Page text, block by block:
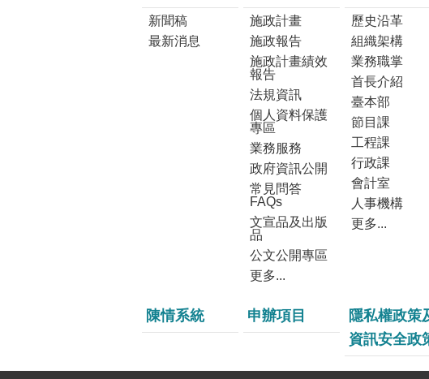
新聞稿
最新消息
施政計畫
施政報告
施政計畫績效
報告
法規資訊
個人資料保護
專區
業務服務
政府資訊公開
常見問答
FAQs
文宣品及出版
品
公文公開專區
更多...
歷史沿革
組織架構
業務職掌
首長介紹
臺本部
節目課
工程課
行政課
會計室
人事機構
更多...
陳情系統 申辦項目
隱私權政策
資訊安全政